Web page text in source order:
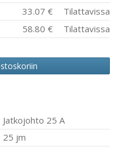
33.07 €
Tilattavissa
58.80 € Tilattavissa
Jatkojohto 25 A
25 jm